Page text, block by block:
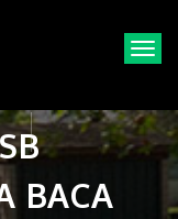
T
g
l
e
BACA